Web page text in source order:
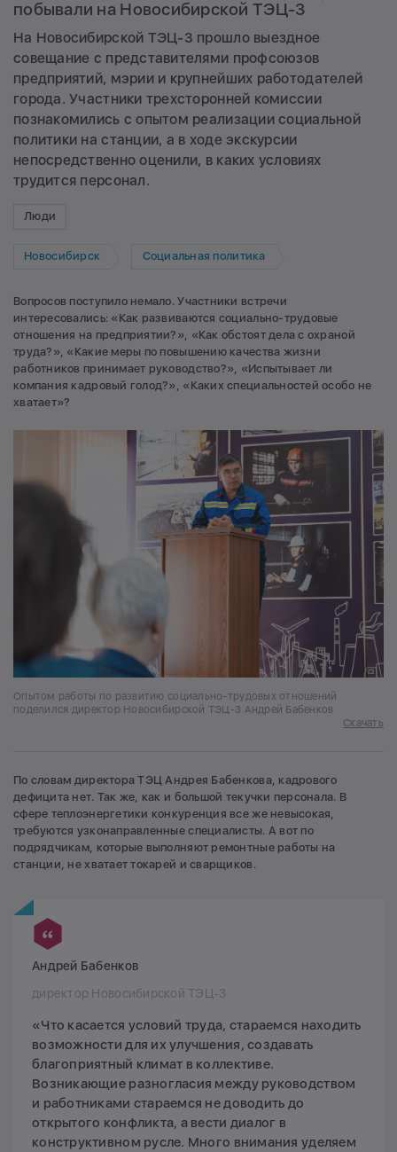
побывали на Новосибирской ТЭЦ-3
На Новосибирской ТЭЦ-3 прошло выездное
совещание с представителями профсоюзов
предприятий, мэрии и крупнейших работодателей
города. Участники трехсторонней комиссии
познакомились с опытом реализации социальной
политики на станции, а в ходе экскурсии
непосредственно оценили, в каких условиях
трудится персонал.
Люди
Новосибирск Социальная политика
Вопросов поступило немало. Участники встречи
интересовались: «Как развиваются социально-трудовые
отношения на предприятии?», «Как обстоят дела с охраной
труда?», «Какие меры по повышению качества жизни
работников принимает руководство?», «Испытывает ли
компания кадровый голод?», «Каких специальностей особо не
хватает»?
Опытом работы по развитию социально-трудовых отношений
поделился директор Новосибирской ТЭЦ-3 Андрей Бабенков
Скачать
По словам директора ТЭЦ Андрея Бабенкова, кадрового
дефицита нет. Так же, как и большой текучки персонала. В
сфере теплоэнергетики конкуренция все же невысокая,
требуются узконаправленные специалисты. А вот по
подрядчикам, которые выполняют ремонтные работы на
станции, не хватает токарей и сварщиков.
Андрей Бабенков
директор Новосибирской ТЭЦ-3
«Что касается условий труда, стараемся находить
возможности для их улучшения, создавать
благоприятный климат в коллективе.
Возникающие разногласия между руководством
и работниками стараемся не доводить до
открытого конфликта, а вести диалог в
конструктивном русле. Много внимания уделяем